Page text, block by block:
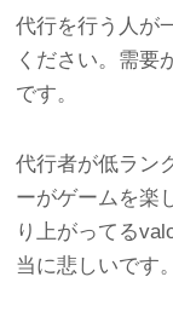
代行を行う人が
ください。需要
です。
代行者が低ラン
ーがゲームを楽
り上がってる
当に悲しいです。